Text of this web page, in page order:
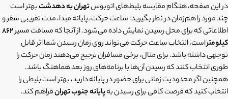
در این صفحه، هنگام مقایسه بلیط‌های اتوبوستهران به دهدشتبهتر است
چند مورد را هم‌زمان در نظر بگیرید: ساعت حرکت، پایانه مبدا، مدت تقریبی سفر و
اطلاعاتی که برای محل رسیدن نمایش داده می‌شود. از آنجا که مسافت مسیر862
کیلومتراست، انتخاب ساعت حرکت می‌تواند روی زمان رسیدن شما اثر قابل
توجهی داشته باشد. برای مثال، برخی مسافران ترجیح می‌دهند زمان حرکت را
طوری انتخاب کنند که رسیدن آن‌ها با برنامه‌های روز بعد هماهنگ باشد.
همچنین اگر محدودیت زمانی برای حضور در پایانه دارید، بهتر است بلیطی را
انتخاب کنید که فرصت کافی برای رسیدن بهپایانه جنوب تهرانفراهم کند.